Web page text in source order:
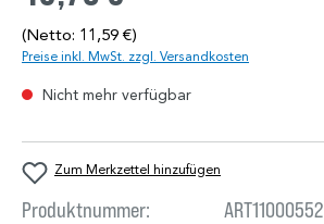
(Netto: 11,59 €)
Preise inkl. MwSt. zzgl. Versandkosten
Nicht mehr verfügbar
Zum Merkzettel hinzufügen
Produktnummer:
ART11000552